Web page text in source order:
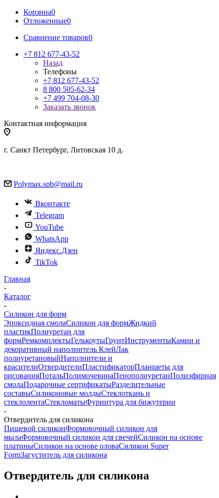
Корзина0
Отложенные0
Сравнение товаров0
+7 812 677-43-52
Назад
Телефоны
+7 812 677-43-52
8 800 505-62-34
+7 499 704-08-30
Заказать звонок
Контактная информация
г. Санкт Петербург, Литовская 10 д.
Polymax.spb@mail.ru
Вконтакте
Telegram
YouTube
WhatsApp
Яндекс.Дзен
TikTok
Главная
-
Каталог
-
Силикон для форм
Эпоксидная смолаСиликон для формЖидкий
пластикПолиуретан для
формРемкомплектыГелькоутыГрунтИнструментыКамни и
декоративный наполнитель КлейЛак
полиуретановыйНаполнители и
красителиОтвердителиПластификаторПланшеты для
рисованияПотальПолимочевинаПенополиуретанПолиэфирная
смолаПодарочные сертификатыРазделительные
составыСиликоновые молдыСтеклоткань и
стеклолентаСтекломатыФурнитура для бижутерии
-
Отвердитель для силикона
Пищевой силиконФормовочный силикон для
мылаФормовочный силикон для свечейСиликон на основе
платиныСиликон на основе оловаСиликон Super
FormЗагуститель для силикона
Отвердитель для силикона